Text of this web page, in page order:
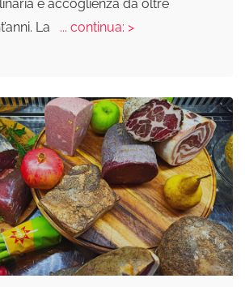
e accoglienza da oltre
La
... continua: >